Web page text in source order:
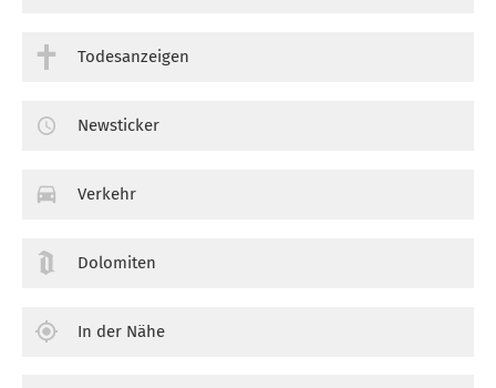
Todesanzeigen
Newsticker
Verkehr
Dolomiten
In der Nähe